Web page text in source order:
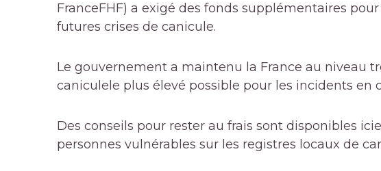
FranceFHF) a exigé des fonds supplémentaires
futures crises de canicule.
Le gouvernement a maintenu la France au niveau
canicule le plus élevé possible pour les incidents en
Des conseils pour rester au frais sont disponibles ici
personnes vulnérables sur les registres locaux de